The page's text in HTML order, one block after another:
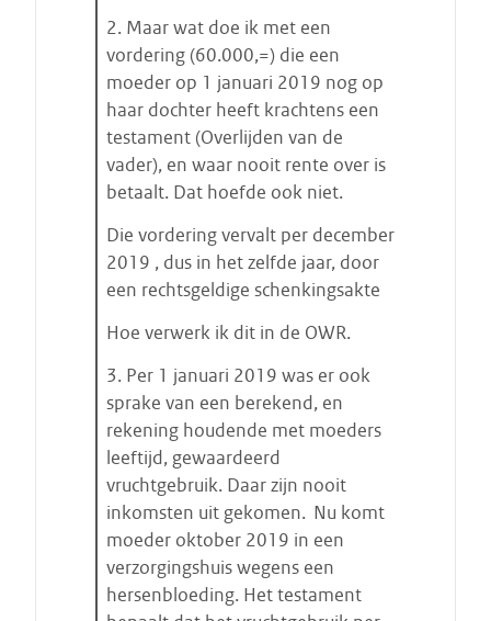
e
n
2. Maar wat doe ik met een
vordering (60.000,=) die een
moeder op 1 januari 2019 nog op
haar dochter heeft krachtens een
testament (Overlijden van de
vader), en waar nooit rente over is
betaalt. Dat hoefde ook niet.
Die vordering vervalt per december
2019 , dus in het zelfde jaar, door
een rechtsgeldige schenkingsakte
Hoe verwerk ik dit in de OWR.
3. Per 1 januari 2019 was er ook
sprake van een berekend, en
rekening houdende met moeders
leeftijd, gewaardeerd
vruchtgebruik. Daar zijn nooit
inkomsten uit gekomen. Nu komt
moeder oktober 2019 in een
verzorgingshuis wegens een
hersenbloeding. Het testament